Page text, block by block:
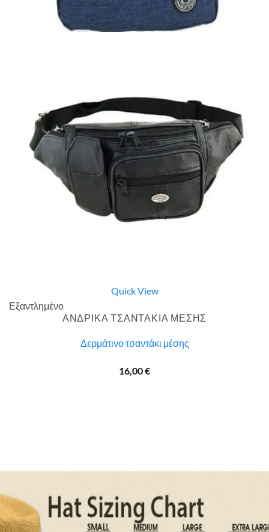
20,00 €
Quick View
Εξαντλημένο
ΑΝΔΡΙΚΑ ΤΣΑΝΤΑΚΙΑ ΜΕΣΗΣ
Δερμάτινο τσαντάκι μέσης
16,00€